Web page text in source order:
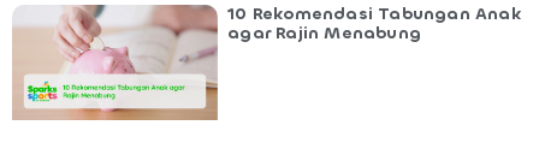
10 Rekomendasi Tabungan Anak
agar Rajin Menabung